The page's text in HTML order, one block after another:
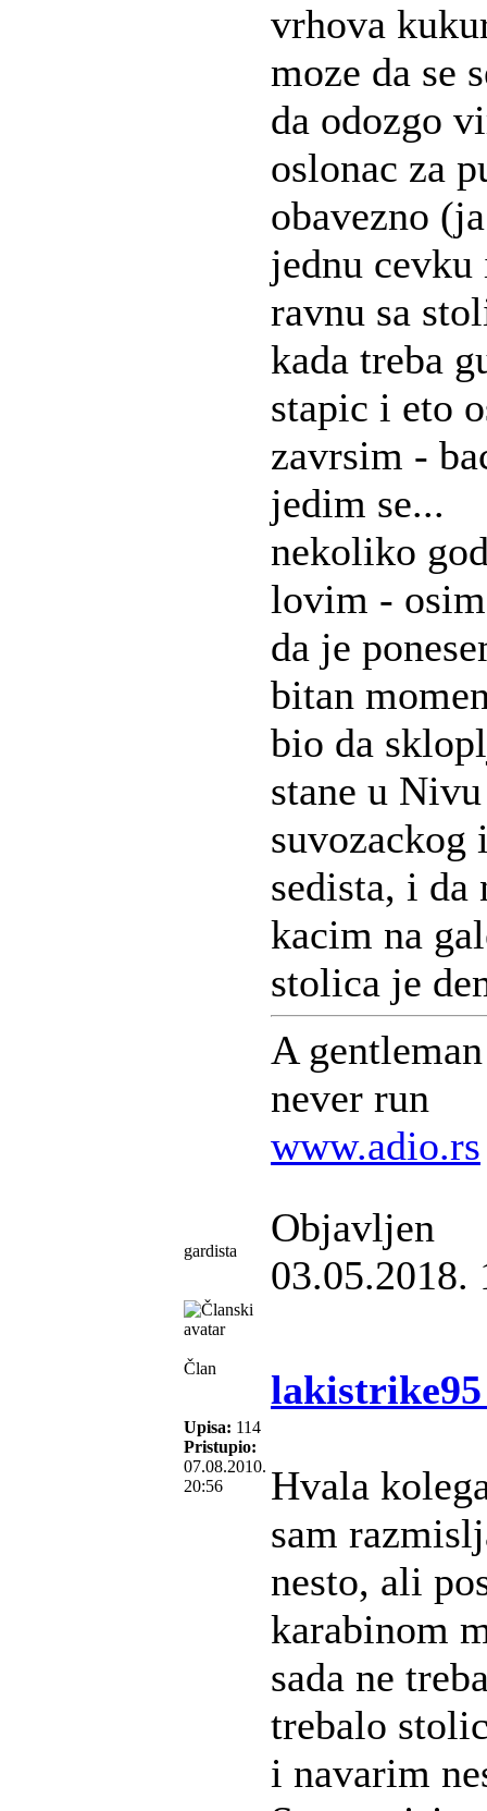
vrhova
moze da se
da odozgo
oslonac za
obavezno
jednu
ravnu sa
kada treba
stapic i eto
zavrsim -
jedim se...
nekoliko
lovim -
da je
bitan
bio da
stane u
suvozackog
sedista, i da
kacim na
stolica je
A
never run
www.adio.rs
gardista
Objavljen
03.05.2018.
Član
Upisa: 114
Pristupio:
07.08.2010.
20:56
Hvala
sam
nesto, ali
karabinom
sada ne
trebalo
i navarim